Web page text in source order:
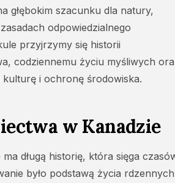
głębokim szacunku dla natury,
odpowiedzialnego
przyjrzymy się historii
codziennemu życiu myśliwych
kulturę i ochronę środowiska.
w Kanadzie
długą historię, która sięga
było podstawą życia rdzennych